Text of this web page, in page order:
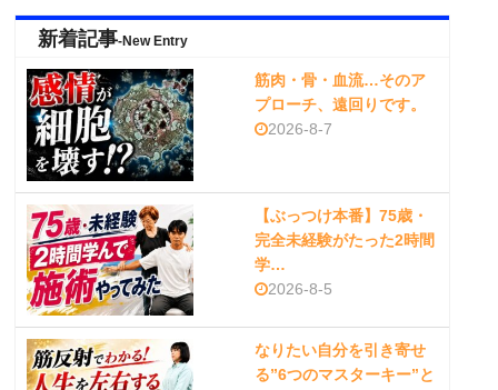
新着記事-New Entry
筋肉・骨・血流…そのア
プローチ、遠回りです。
2026-8-7
【ぶっつけ本番】75歳・
完全未経験がたった2時間
学…
2026-8-5
なりたい自分を引き寄せ
る”6つのマスターキー”と